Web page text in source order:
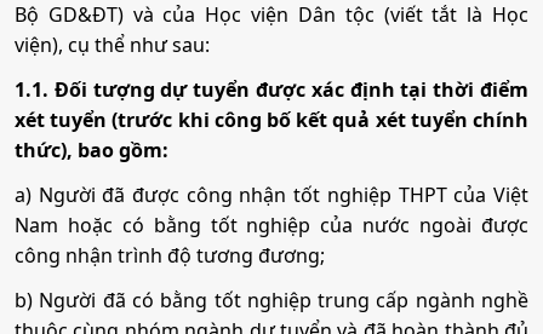
Bộ GD&ĐT) và của Học viện Dân tộc (viết tắt là Học
viện), cụ thể như sau:
1.1. Đối tượng dự tuyển được xác định tại thời điểm
xét tuyển (trước khi công bố kết quả xét tuyển chính
thức), bao gồm:
a) Người đã được công nhận tốt nghiệp THPT của Việt
Nam hoặc có bằng tốt nghiệp của nước ngoài được
công nhận trình độ tương đương;
b) Người đã có bằng tốt nghiệp trung cấp ngành nghề